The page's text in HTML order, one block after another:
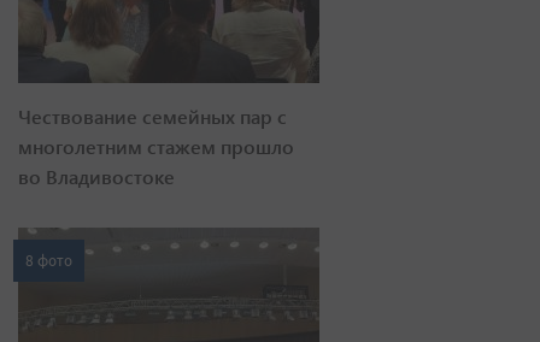
Чествование семейных пар с
многолетним стажем прошло
во Владивостоке
8 фото